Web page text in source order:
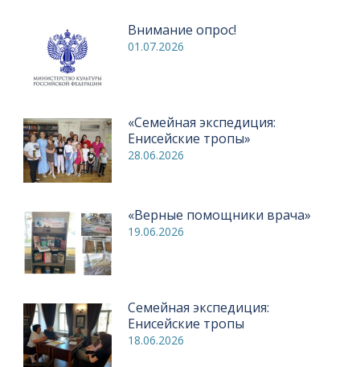
Внимание опрос!
01.07.2026
«Семейная экспедиция:
Енисейские тропы»
28.06.2026
«Верные помощники врача»
19.06.2026
Семейная экспедиция:
Енисейские тропы
18.06.2026